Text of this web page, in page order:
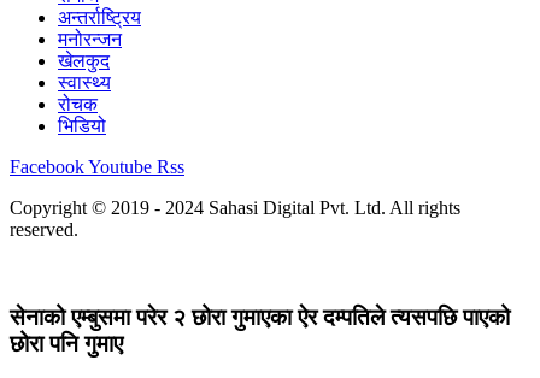
अन्तर्राष्ट्रिय
मनोरन्जन
खेलकुद
स्वास्थ्य
रोचक
भिडियो
FacebookYoutube Rss
Copyright © 2019 - 2024 Sahasi Digital Pvt. Ltd. All rights
reserved.
सेनाको एम्बुसमा परेर २ छोरा गुमाएका ऐर दम्पतिले त्यसपछि पाएको
छोरा पनि गुमाए